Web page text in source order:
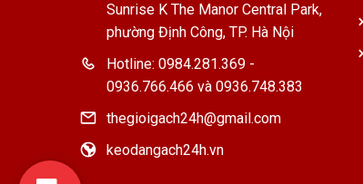
Sunrise K The Manor Central Park,
phường Định Công, TP. Hà Nội
Hotline: 0984.281.369 -
0936.766.466 và 0936.748.383
thegioigach24h@gmail.com
keodangach24h.vn